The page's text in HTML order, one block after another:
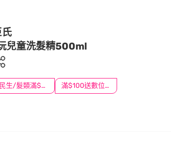
兒童洗髮精500ml
民生/髮類滿$388送舒潔冰巾 滿$100送數位印花